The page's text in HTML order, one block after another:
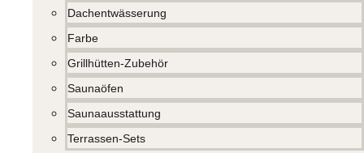
Dachentwässerung
Farbe
Grillhütten-Zubehör
Saunaöfen
Saunaausstattung
Terrassen-Sets